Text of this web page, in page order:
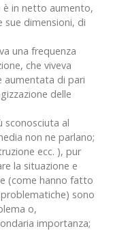
è in netto aumento,
dimensioni, di
una frequenza
che viveva
di pari
delle
sconosciuta al
non ne parlano;
ecc. ), pur
la situazione e
(come hanno fatto
sono
o,
importanza;